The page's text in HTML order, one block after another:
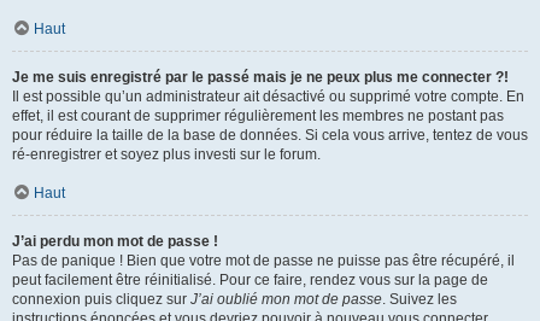
Haut
Je me suis enregistré par le passé mais je ne peux plus me connecter ?!
Il est possible qu’un administrateur ait désactivé ou supprimé votre compte. En
effet, il est courant de supprimer régulièrement les membres ne postant pas
pour réduire la taille de la base de données. Si cela vous arrive, tentez de vous
ré-enregistrer et soyez plus investi sur le forum.
Haut
J’ai perdu mon mot de passe !
Pas de panique ! Bien que votre mot de passe ne puisse pas être récupéré, il
peut facilement être réinitialisé. Pour ce faire, rendez vous sur la page de
connexion puis cliquez sur J’ai oublié mon mot de passe. Suivez les